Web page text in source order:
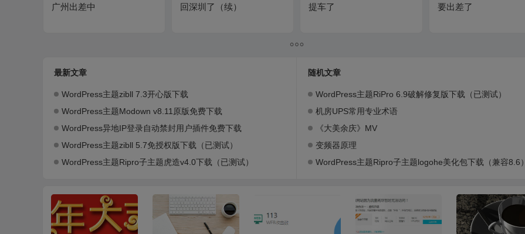
广州出差中 回深圳了（续） 提车了 要出差了
最新文章
WordPress主题zibll 7.3开心版下载
WordPress主题Modown v8.11原版免费下载
WordPress异地IP登录自动禁封用户插件免费下载
WordPress主题zibll 5.7免授权版下载（已测试）
WordPress主题Ripro子主题虎造v4.0下载（已测试）
随机文章
WordPress主题RiPro 6.9破解修复版下载（已测试）
机房UPS常用专业术语
《大美余庆》MV
变频器原理
WordPress主题Ripro子主题logohe美化包下载（兼容8.6）（已测试）